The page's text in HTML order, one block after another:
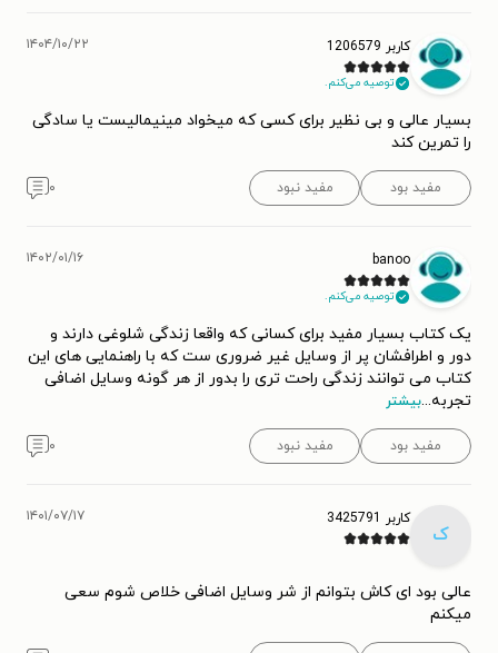
کاربر 1206579
توصیه می‌کنم.
۱۴۰۴/۱۰/۲۲
بسیار عالی و بی نظیر برای کسی که میخواد مینیمالیست یا سادگی
را تمرین کند
مفید بود مفید نبود ۰
banoo
توصیه می‌کنم.
۱۴۰۲/۰۱/۱۶
یک کتاب بسیار مفید برای کسانی که واقعا زندگی شلوغی دارند و
دور و اطرافشان پر از وسایل غیر ضروری ست که با راهنمایی های این
کتاب می توانند زندگی راحت تری را بدور از هر گونه وسایل اضافی
تجربه...بیشتر
مفید بود مفید نبود ۰
ک
کاربر 3425791 ۱۴۰۱/۰۷/۱۷
عالی بود ای کاش بتوانم از شر وسایل اضافی خلاص شوم سعی
میکنم